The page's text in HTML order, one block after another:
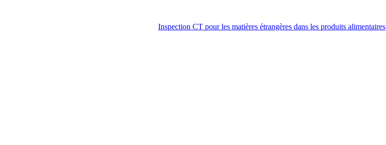
Inspection CT pour les matières étrangères dans les produits alimentaires